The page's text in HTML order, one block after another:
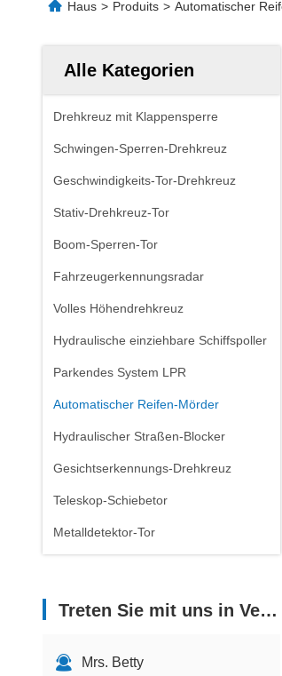
Haus > Produits > Automatischer
Alle Kategorien
Drehkreuz mit Klappensperre
Schwingen-Sperren-Drehkreuz
Geschwindigkeits-Tor-Drehkreuz
Stativ-Drehkreuz-Tor
Boom-Sperren-Tor
Fahrzeugerkennungsradar
Volles Höhendrehkreuz
Hydraulische einziehbare Schiffspoller
Parkendes System LPR
Automatischer Reifen-Mörder
Hydraulischer Straßen-Blocker
Gesichtserkennungs-Drehkreuz
Teleskop-Schiebetor
Metalldetektor-Tor
Treten Sie mit uns in Verbindung
Mrs. Betty